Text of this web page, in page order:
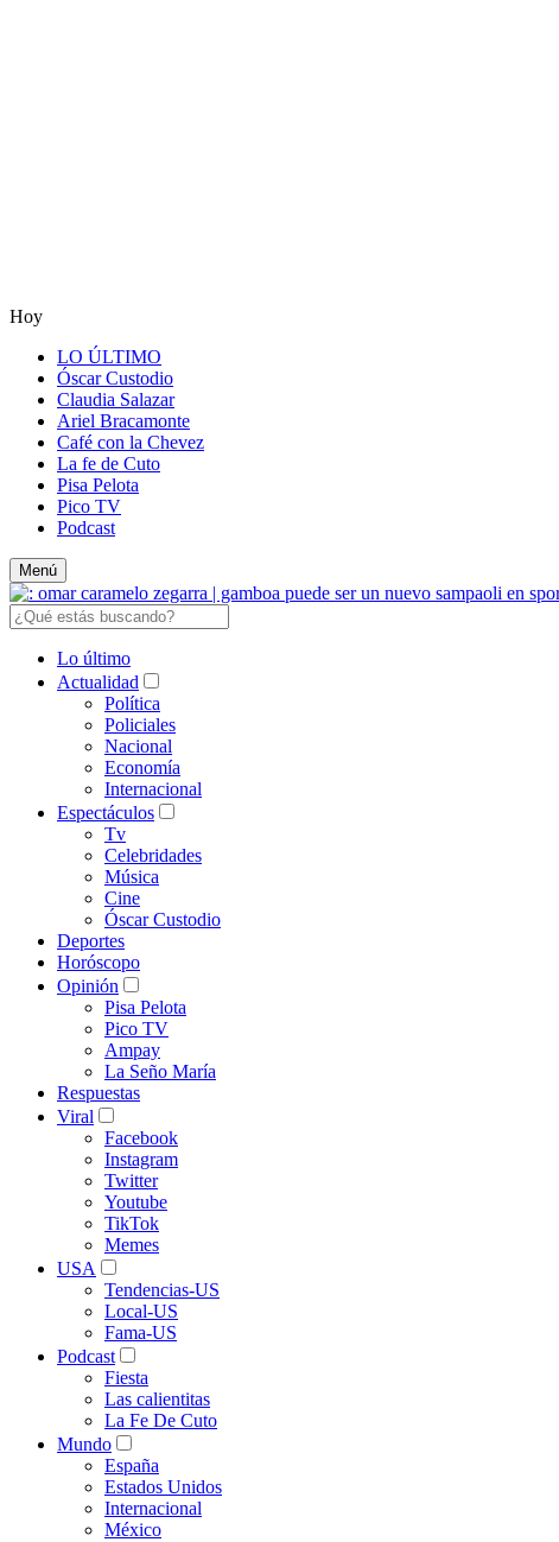
Hoy
LO ÚLTIMO
Óscar Custodio
Claudia Salazar
Ariel Bracamonte
Café con la Chevez
La fe de Cuto
Pisa Pelota
Pico TV
Podcast
Menú
Lo último
Actualidad
Política
Policiales
Nacional
Economía
Internacional
Espectáculos
Tv
Celebridades
Música
Cine
Óscar Custodio
Deportes
Horóscopo
Opinión
Pisa Pelota
Pico TV
Ampay
La Seño María
Respuestas
Viral
Facebook
Instagram
Twitter
Youtube
TikTok
Memes
USA
Tendencias-US
Local-US
Fama-US
Podcast
Fiesta
Las calientitas
La Fe De Cuto
Mundo
España
Estados Unidos
Internacional
México